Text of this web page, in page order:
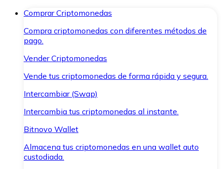
Comprar Criptomonedas
Compra criptomonedas con diferentes métodos de
pago.
Vender Criptomonedas
Vende tus criptomonedas de forma rápida y segura.
Intercambiar (Swap)
Intercambia tus criptomonedas al instante.
Bitnovo Wallet
Almacena tus criptomonedas en una wallet auto
custodiada.